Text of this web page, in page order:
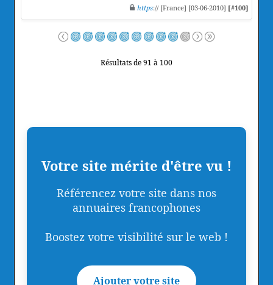
https:// [France] [03-06-2010] [#100]
Résultats de 91 à 100
Votre site mérite d'être vu !
Référencez votre site dans nos
annuaires francophones
Boostez votre visibilité sur le web !
Ajouter votre site